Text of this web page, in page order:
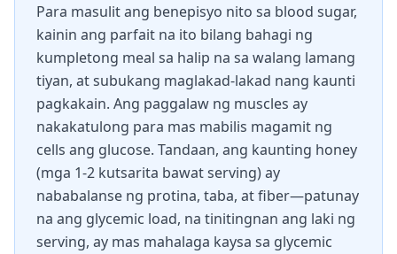
Para masulit ang benepisyo nito sa blood sugar,
kainin ang parfait na ito bilang bahagi ng
kumpletong meal sa halip na sa walang lamang
tiyan, at subukang maglakad-lakad nang kaunti
pagkakain. Ang paggalaw ng muscles ay
nakakatulong para mas mabilis magamit ng
cells ang glucose. Tandaan, ang kaunting honey
(mga 1-2 kutsarita bawat serving) ay
nababalanse ng protina, taba, at fiber—patunay
na ang glycemic load, na tinitingnan ang laki ng
serving, ay mas mahalaga kaysa sa glycemic